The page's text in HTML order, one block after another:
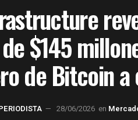
$145
de Bitcoin a
28/06/2026 en